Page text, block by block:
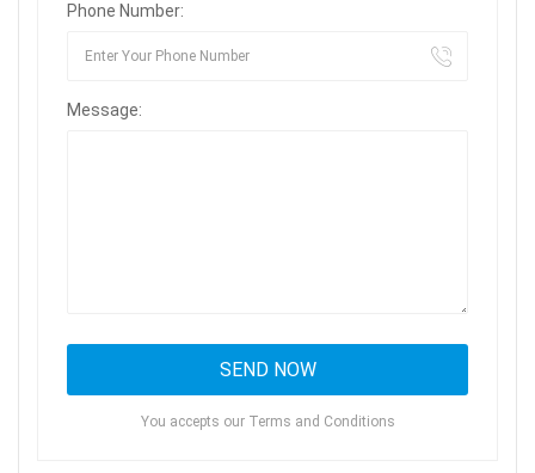
Phone Number:
Message:
You accepts our Terms and Conditions